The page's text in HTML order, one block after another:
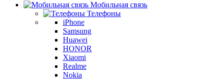
Мобильная связь
Телефоны
iPhone
Samsung
Huawei
HONOR
Xiaomi
Realme
Nokia